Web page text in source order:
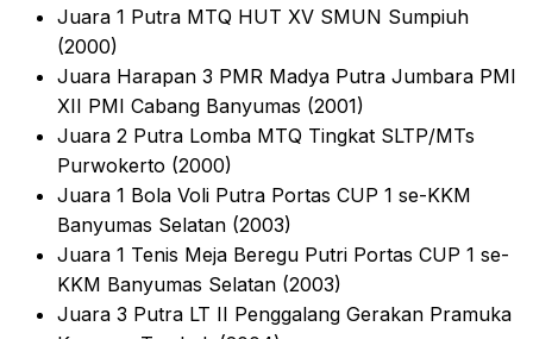
Juara 1 Putra MTQ HUT XV SMUN Sumpiuh
(2000)
Juara Harapan 3 PMR Madya Putra Jumbara PMI
XII PMI Cabang Banyumas (2001)
Juara 2 Putra Lomba MTQ Tingkat SLTP/MTs
Purwokerto (2000)
Juara 1 Bola Voli Putra Portas CUP 1 se-KKM
Banyumas Selatan (2003)
Juara 1 Tenis Meja Beregu Putri Portas CUP 1 se-
KKM Banyumas Selatan (2003)
Juara 3 Putra LT II Penggalang Gerakan Pramuka